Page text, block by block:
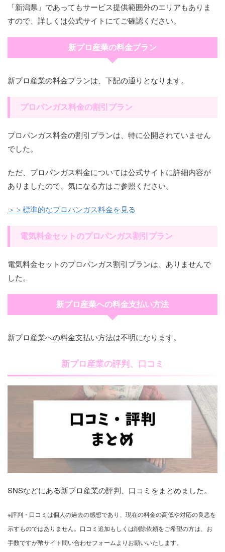
「新潟県」であってもサービス提供範囲外のエリアもありま
すので、詳しくは公式サイトにてご確認ください。
新プロ産業の料金プラン
新プロ産業の料金プランは、下記の通りとなります。
プロパンガス料金の割引プラン
プロパンガス料金の割引プランは、特に公開されていません
でした。
ただ、プロパンガス料金については公式サイトに詳細内容が
ありましたので、気になる方はご参照ください。
＞＞標準的なプロパンガス料金を見る
電気料金セットのプロパンガス割引プラン
電気料金セットのプロパンガス割引プランは、ありませんで
した。
新プロ産業への料金支払い方法
新プロ産業への料金支払い方法は不明になります。
新プロ産業の評判、口コミ
SNSなどにある新プロ産業の評判、口コミをまとめました。
※評判・口コミは個人の過去の感想であり、現在の料金の高低や対応の良悪を
示すものではありません。口コミ追加もしくは削除依頼をご希望の方は、お
手数ですが幣サイト問い合わせフォームよりお願いいたします。